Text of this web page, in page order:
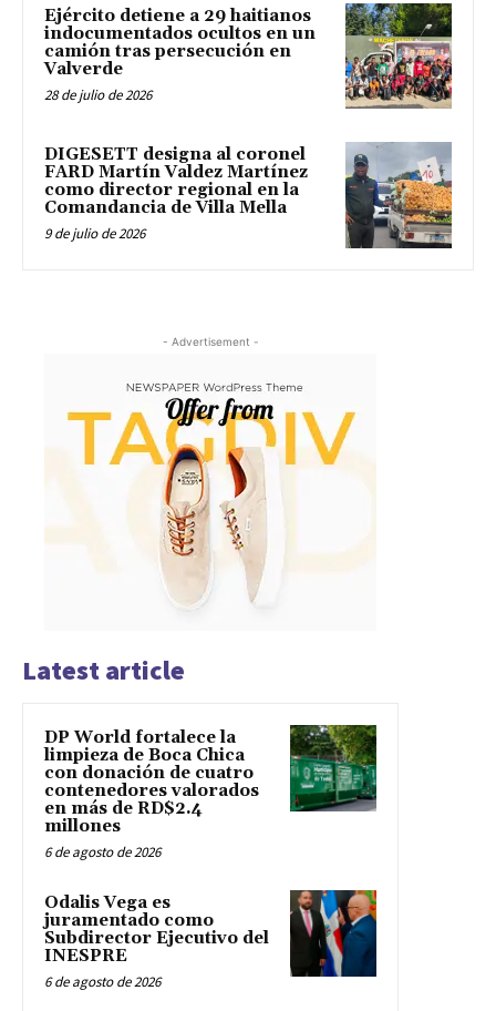
Ejército detiene a 29 haitianos
indocumentados ocultos en un
camión tras persecución en
Valverde
28 de julio de 2026
DIGESETT designa al coronel
FARD Martín Valdez Martínez
como director regional en la
Comandancia de Villa Mella
9 de julio de 2026
- Advertisement -
Latest article
DP World fortalece la
limpieza de Boca Chica
con donación de cuatro
contenedores valorados
en más de RD$2.4
millones
6 de agosto de 2026
Odalis Vega es
juramentado como
Subdirector Ejecutivo del
INESPRE
6 de agosto de 2026